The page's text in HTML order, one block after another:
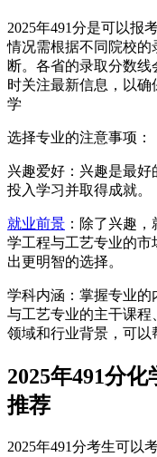
2025年491分是可以报
情况需根据不同院校的
断。各省的录取分数
时关注最新信息，以
学
选择专业的注意事项：
兴趣爱好‌：兴趣是最
投入学习并取得成就。
就业前景 ：除了兴趣
学工程与工艺专业的
出更明智的选择。
学科内涵‌：掌握专业
与工艺专业的主干课
领域和行业背景，可以
2025年491分
推荐
2025年491分考生可以